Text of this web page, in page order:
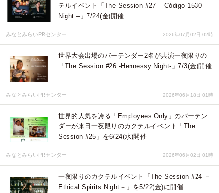
テルイベント「The Session #27 – Código 1530
Night –」7/24(金)開催
みなとみらいPRセンター 2026年07月02日 02時
世界大会出場のバーテンダー2名が共演一夜限りの
「The Session #26 -Hennessy Night-」7/3(金)開催
みなとみらいPRセンター 2026年06月18日 01時
世界的人気を誇る「Employees Only」のバーテン
ダーが来日一夜限りのカクテルイベント「The
Session #25」を6/24(水)開催
みなとみらいPRセンター 2026年06月02日 01時
一夜限りのカクテルイベント「The Session #24 －
Ethical Spirits Night－」を5/22(金)に開催